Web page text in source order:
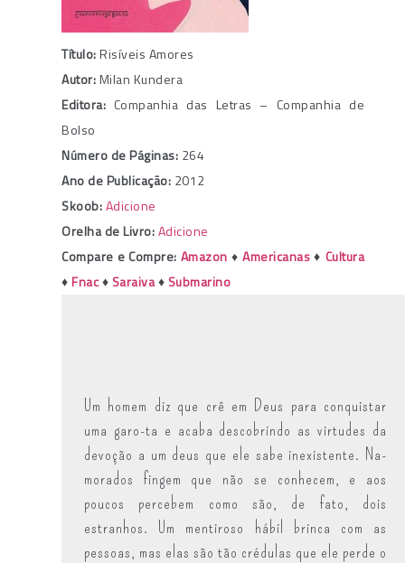
Título:Risíveis Amores
Autor:Milan Kundera
Editora: Companhia das Letras – Companhia de
Bolso
Número de Páginas: 264
Ano de Publicação: 2012
Skoob:Adicione
Orelha de Livro:Adicione
Compare e Compre: Amazon ♦Americanas♦ Cultura
♦Fnac♦ Saraiva♦ Submarino
Um homem diz que crê em Deus para conquistar
uma garo-ta e acaba descobrindo as virtudes da
devoção a um deus que ele sabe inexistente. Na-
morados fingem que não se conhecem, e aos
poucos percebem como são, de fato, dois
estranhos. Um mentiroso hábil brinca com as
pessoas, mas elas são tão crédulas que ele perde o